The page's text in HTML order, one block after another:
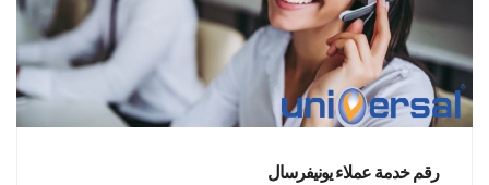
رقم خدمة عملاء يونيفرسال